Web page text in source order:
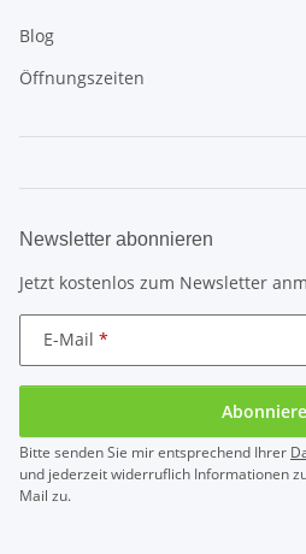
Blog
Öffnungszeiten
Newsletter abonnieren
Jetzt kostenlos zum Newsletter
E-Mail
Bitte senden Sie mir entsprechend Ihrer
und jederzeit widerruflich Informationen
Mail zu.